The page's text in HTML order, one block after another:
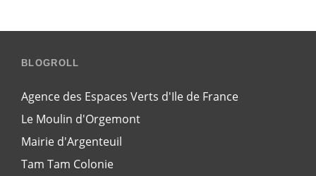
BLOGROLL
Agence des Espaces Verts d'Ile de France
Le Moulin d'Orgemont
Mairie d'Argenteuil
Tam Tam Colonie